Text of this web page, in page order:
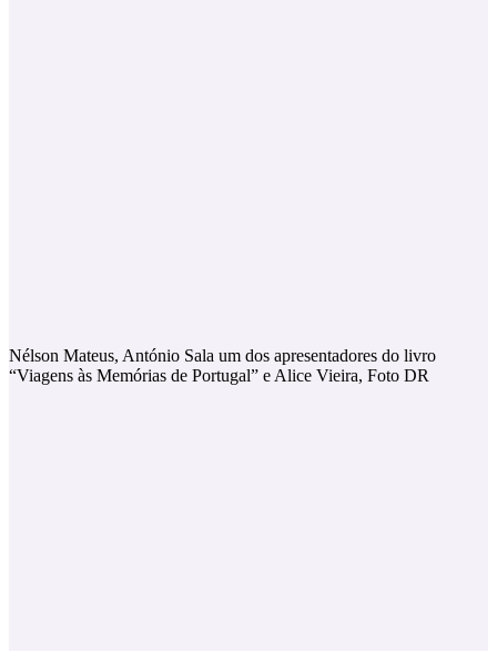
Nélson Mateus, António Sala um dos apresentadores do livro
“Viagens às Memórias de Portugal” e Alice Vieira, Foto DR